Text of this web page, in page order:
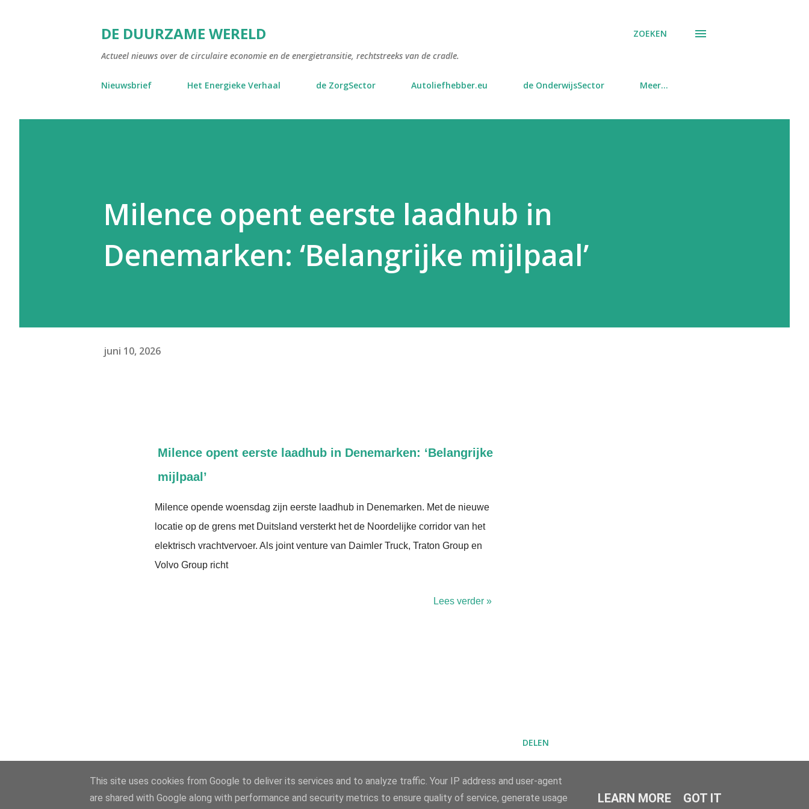
DE DUURZAME WERELD
Actueel nieuws over de circulaire economie en de energietransitie, rechtstreeks van de cradle.
ZOEKEN
Nieuwsbrief Het Energieke Verhaal de ZorgSector Autoliefhebber.eu de OnderwijsSector Meer…
Milence opent eerste laadhub in
Denemarken: ‘Belangrijke mijlpaal’
juni 10, 2026
Milence opent eerste laadhub in Denemarken: ‘Belangrijke
mijlpaal’
Milence opende woensdag zijn eerste laadhub in Denemarken. Met de nieuwe
locatie op de grens met Duitsland versterkt het de Noordelijke corridor van het
elektrisch vrachtvervoer. Als joint venture van Daimler Truck, Traton Group en
Volvo Group richt
Lees verder »
DELEN
This site uses cookies from Google to deliver its services and to analyze traffic. Your IP address and user-agent
are shared with Google along with performance and security metrics to ensure quality of service, generate usage
LEARN MORE GOT IT